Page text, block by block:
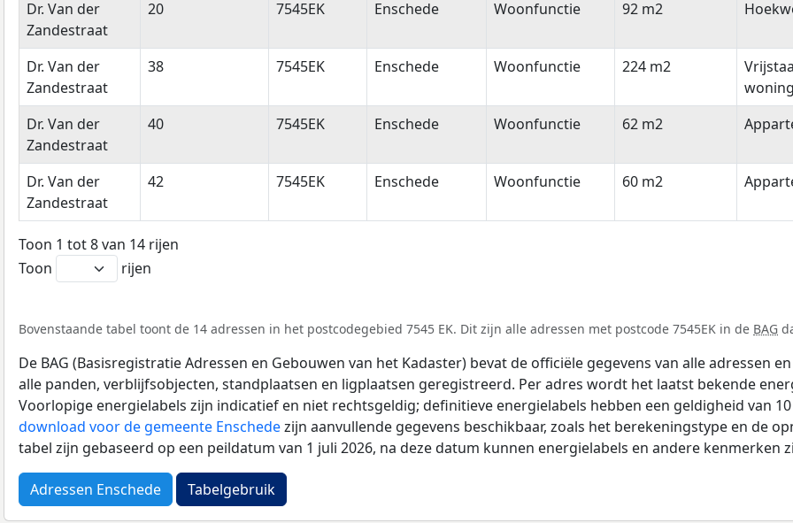
Dr. Van der
Zandestraat
20 7545EK Enschede Woonfunctie 92 m2
Dr. Van der
Zandestraat
38 7545EK Enschede Woonfunctie 224 m2
Dr. Van der
Zandestraat
40 7545EK Enschede Woonfunctie 62 m2
Dr. Van der
Zandestraat
42 7545EK Enschede Woonfunctie 60 m2
Toon 1 tot 8 van 14 rijen
Toon
rijen
Bovenstaande tabel toont de 14 adressen in het postcodegebied 7545 EK. Dit zijn alle adressen met postcode 7545EK in de BAG
De BAG (Basisregistratie Adressen en Gebouwen van het Kadaster) bevat de officiële gegevens van alle adressen
alle panden, verblijfsobjecten, standplaatsen en ligplaatsen geregistreerd. Per adres wordt het laatst bekende
Voorlopige energielabels zijn indicatief en niet rechtsgeldig; definitieve energielabels hebben een geldigheid van
download voor de gemeente Enschedezijn aanvullende gegevens beschikbaar, zoals het berekeningstype en de
tabel zijn gebaseerd op een peildatum van 1 juli 2026, na deze datum kunnen energielabels en andere kenmerken
Adressen Enschede Tabelgebruik